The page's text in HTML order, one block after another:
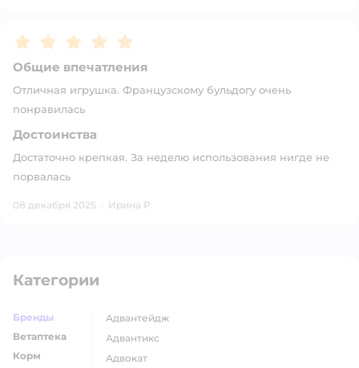
Рейтинг:5
Общие впечатления
Отличная игрушка. Французскому бульдогу очень
понравилась
Достоинства
Достаточно крепкая. За неделю использования нигде не
порвалась
08 декабря 2025 · Ирина Р.
Категории
Бренды
Ветаптека
Корм
адвантейдж
адвантикс
адвокат